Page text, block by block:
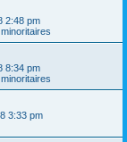
2:48 pm
8:34 pm
3:33 pm